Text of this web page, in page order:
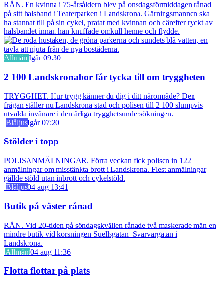
RÅN. En kvinna i 75-årsåldern blev på onsdagsförmiddagen rånad
på sitt halsband i Teaterparken i Landskrona. Gärningsmannen ska
ha stannat till på sin cykel, pratat med kvinnan och därefter ryckt av
halsbandet innan han knuffade omkull henne och flydde.
AllmäntIgår 09:30
2 100 Landskronabor får tycka till om tryggheten
TRYGGHET. Hur trygg känner du dig i ditt närområde? Den
frågan ställer nu Landskrona stad och polisen till 2 100 slumpvis
utvalda invånare i den årliga trygghetsundersökningen.
BlåljusIgår 07:20
Stölder i topp
POLISANMÄLNINGAR. Förra veckan fick polisen in 122
anmälningar om misstänkta brott i Landskrona. Flest anmälningar
gällde stöld utan inbrott och cykelstöld.
Blåljus04 aug 13:41
Butik på väster rånad
RÅN. Vid 20-tiden på söndagskvällen rånade två maskerade män en
mindre butik vid korsningen Suellsgatan–Svarvargatan i
Landskrona.
Allmänt04 aug 11:36
Flotta flottar på plats